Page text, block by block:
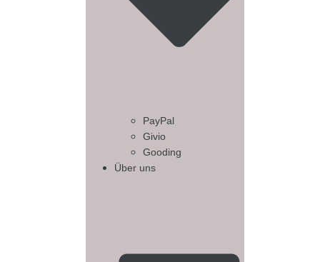
PayPal
Givio
Gooding
Über uns